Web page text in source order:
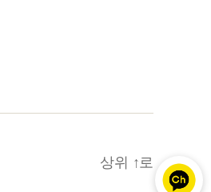
상위 ↑로